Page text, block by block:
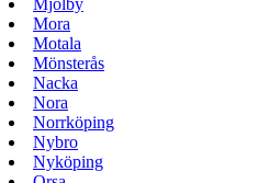
Mjölby
Mora
Motala
Mönsterås
Nacka
Nora
Norrköping
Nybro
Nyköping